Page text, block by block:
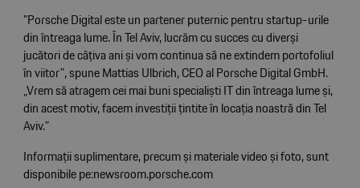
"Porsche Digital este un partener puternic pentru startup-urile
din întreaga lume. În Tel Aviv, lucrăm cu succes cu diverși
jucători de câțiva ani și vom continua să ne extindem portofoliul
în viitor", spune Mattias Ulbrich, CEO al Porsche Digital GmbH.
„Vrem să atragem cei mai buni specialiști IT din întreaga lume și,
din acest motiv, facem investiții țintite în locația noastră din Tel
Aviv.”
Informații suplimentare, precum și materiale video și foto, sunt
disponibile pe:newsroom.porsche.com